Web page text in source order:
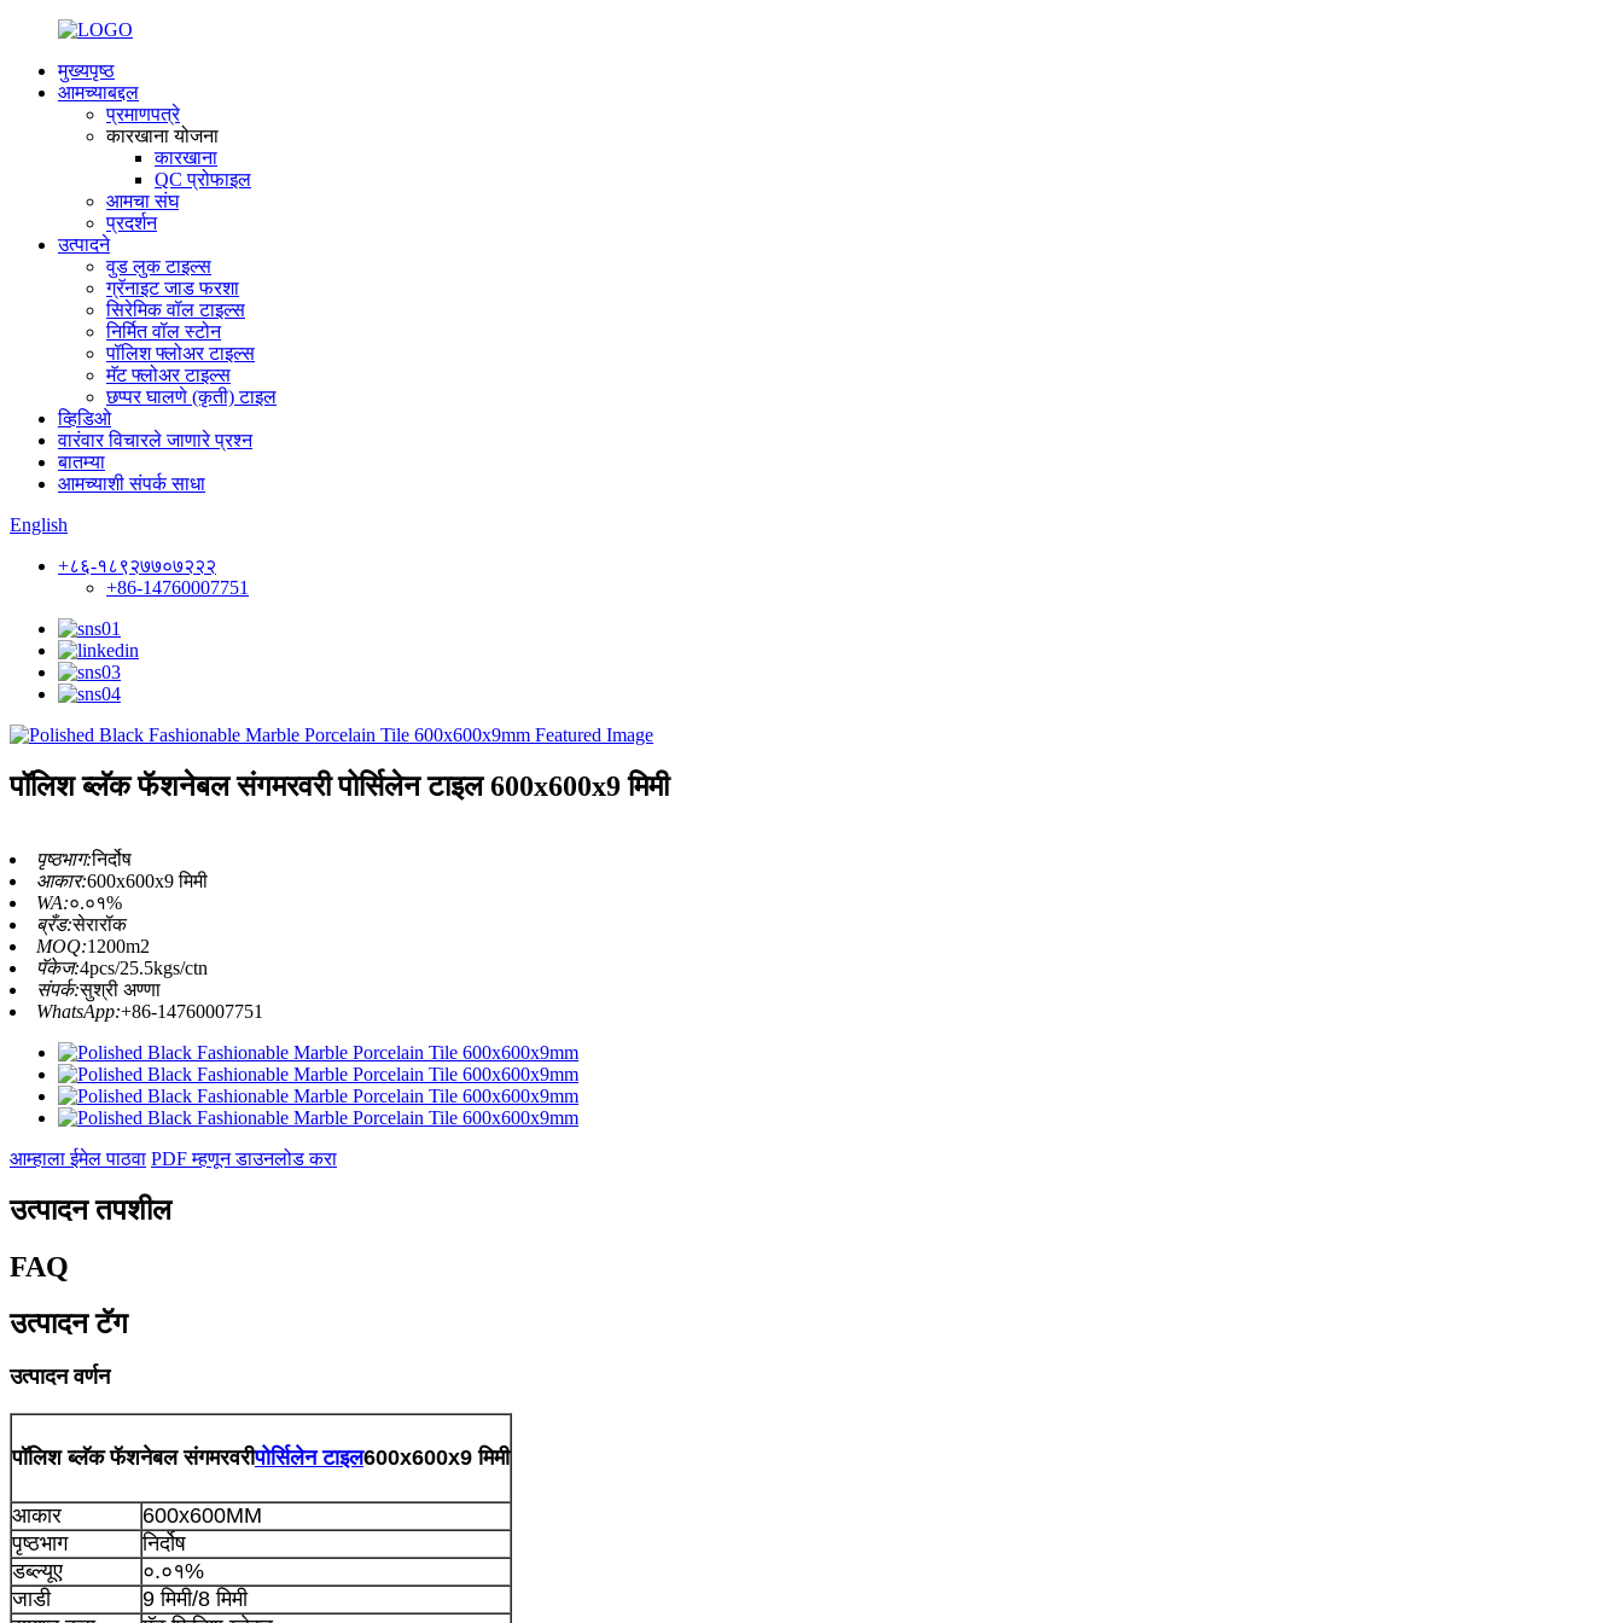
मुख्यपृष्ठ
आमच्याबद्दल
प्रमाणपत्रे
कारखाना योजना
कारखाना
QC प्रोफाइल
आमचा संघ
प्रदर्शन
उत्पादने
वुड लुक टाइल्स
ग्रॅनाइट जाड फरशा
सिरेमिक वॉल टाइल्स
निर्मित वॉल स्टोन
पॉलिश फ्लोअर टाइल्स
मॅट फ्लोअर टाइल्स
छप्पर घालणे (कृती) टाइल
व्हिडिओ
वारंवार विचारले जाणारे प्रश्न
बातम्या
आमच्याशी संपर्क साधा
English
+८६-१८९२७७०७२२२
+86-14760007751
पॉलिश ब्लॅक फॅशनेबल संगमरवरी पोर्सिलेन टाइल 600x600x9 मिमी
पृष्ठभाग:निर्दोष
आकार:600x600x9 मिमी
WA:०.०१%
ब्रँड:सेरारॉक
MOQ:1200m2
पॅकेज:4pcs/25.5kgs/ctn
संपर्क:सुश्री अण्णा
WhatsApp:+86-14760007751
आम्हाला ईमेल पाठवा PDF म्हणून डाउनलोड करा
उत्पादन तपशील
FAQ
उत्पादन टॅग
उत्पादन वर्णन
पॉलिश ब्लॅक फॅशनेबल संगमरवरीपोर्सिलेन टाइल600x600x9 मिमी
आकार
600x600MM
पृष्ठभाग
निर्दोष
डब्ल्यूए
०.०१%
जाडी
9 मिमी/8 मिमी